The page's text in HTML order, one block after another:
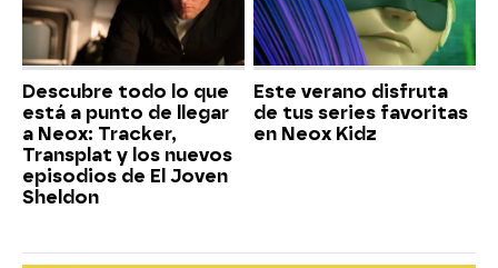
Descubre todo lo que
está a punto de llegar
a Neox: Tracker,
Transplat y los nuevos
episodios de El Joven
Sheldon
Este verano disfruta
de tus series favoritas
en Neox Kidz